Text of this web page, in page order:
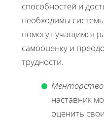
способностей и
необходимы
помогут учащимся
самооценку и
трудности.
Менторство
наставник
оценить